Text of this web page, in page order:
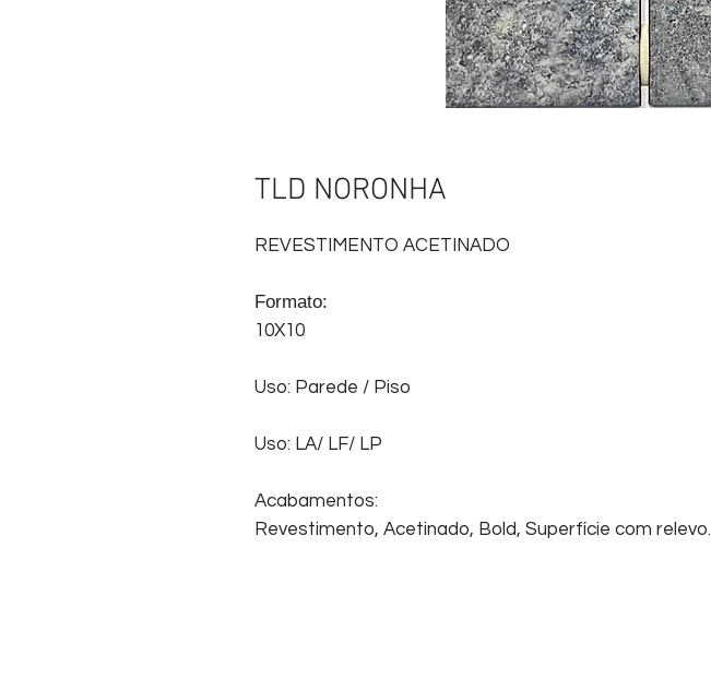
TLD NORONHA
REVESTIMENTO ACETINADO
Formato:
10X10
Uso: Parede / Piso
Uso: LA/ LF/ LP
Acabamentos:
Revestimento, Acetinado, Bold, Superfície com relevo.